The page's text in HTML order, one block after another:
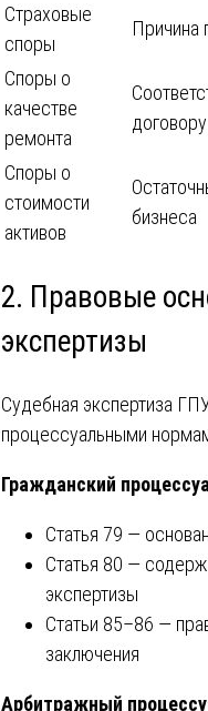
Страховые
споры
Причина
Споры о
качестве
ремонта
Споры о
стоимости
активов
бизнеса
2. Правовые
экспертизы
Судебная экспертиза
процессуальными
Гражданский
Статья 79 —
Статья 80 —
экспертизы
Статьи 85–86 —
заключения
Арбитражный